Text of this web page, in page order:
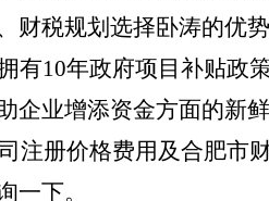
财税规划选择卧涛的优势
有10年政府项目补贴政
企业增添资金方面的新
注册价格费用及合肥市
一下。